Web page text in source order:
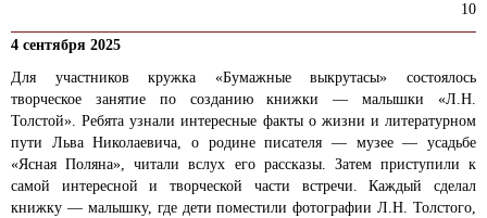
10
4 сентября 2025
Для участников кружка «Бумажные выкрутасы» состоялось
творческое занятие по созданию книжки — малышки «Л.Н.
Толстой». Ребята узнали интересные факты о жизни и литературном
пути Льва Николаевича, о родине писателя — музее — усадьбе
«Ясная Поляна», читали вслух его рассказы. Затем приступили к
самой интересной и творческой части встречи. Каждый сделал
книжку — малышку, где дети поместили фотографии Л.Н. Толстого,